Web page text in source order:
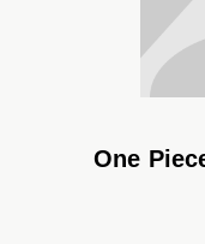
One